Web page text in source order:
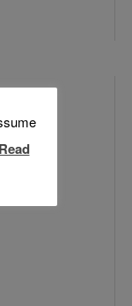
Read